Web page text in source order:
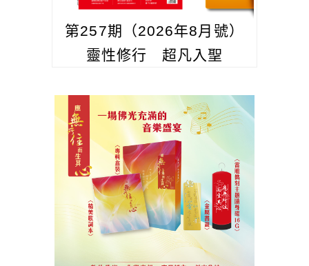
第257期（2026年8月號）
靈性修行 超凡入聖